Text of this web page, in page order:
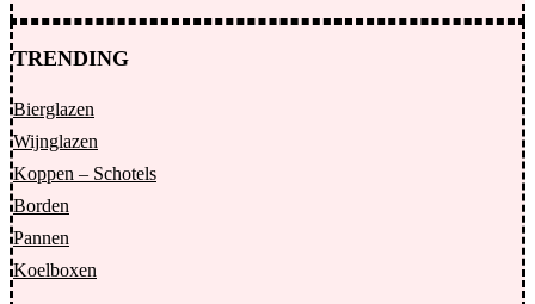
TRENDING
Bierglazen
Wijnglazen
Koppen – Schotels
Borden
Pannen
Koelboxen